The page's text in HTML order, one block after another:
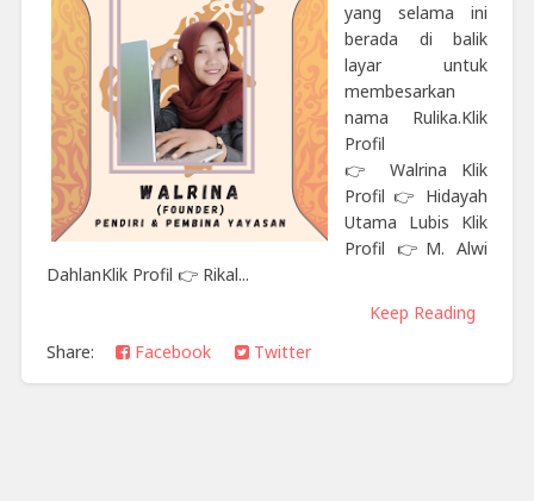
yang selama ini
berada di balik
layar untuk
membesarkan
nama Rulika.Klik
Profil
👉 Walrina Klik
Profil 👉 Hidayah
Utama Lubis Klik
Profil 👉M. Alwi
DahlanKlik Profil 👉 Rikal...
Keep Reading
Share:
Facebook Twitter